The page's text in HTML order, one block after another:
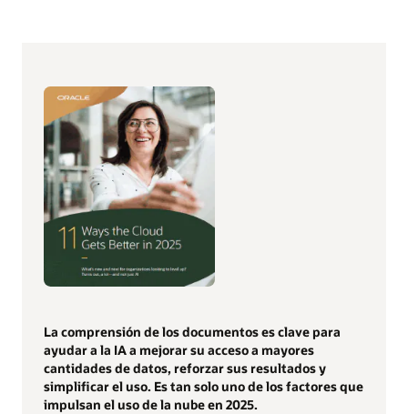
La comprensión de los documentos es clave para
ayudar a la IA a mejorar su acceso a mayores
cantidades de datos, reforzar sus resultados y
simplificar el uso. Es tan solo uno de los factores que
impulsan el uso de la nube en 2025.